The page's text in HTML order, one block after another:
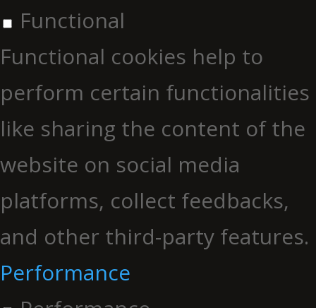
Functional
Functional cookies help to
perform certain functionalities
like sharing the content of the
website on social media
platforms, collect feedbacks,
and other third-party features.
Performance